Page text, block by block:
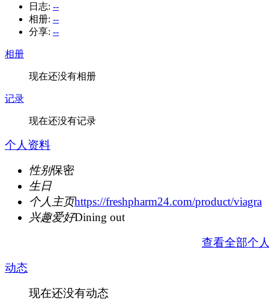
日志: --
相册: --
分享: --
相册
现在还没有相册
记录
现在还没有记录
个人资料
性别保密
生日
个人主页https://freshpharm24.com/product/viagra
兴趣爱好Dining out
查看全部个
动态
现在还没有动态